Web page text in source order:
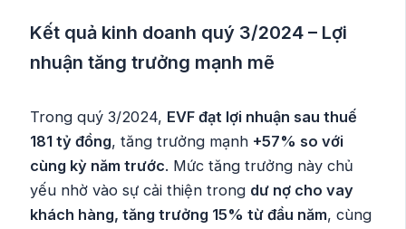
Kết quả kinh doanh quý 3/2024 – Lợi
nhuận tăng trưởng mạnh mẽ
Trong quý 3/2024, EVF đạt lợi nhuận sau thuế
181 tỷ đồng, tăng trưởng mạnh +57% so với
cùng kỳ năm trước. Mức tăng trưởng này chủ
yếu nhờ vào sự cải thiện trong dư nợ cho vay
khách hàng, tăng trưởng 15% từ đầu năm, cùng